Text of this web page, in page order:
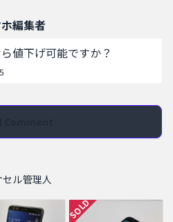
編集者
値下げ可能ですか？
ル管理人
SOLD